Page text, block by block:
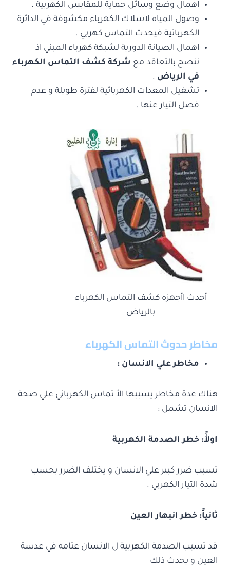
اهمال وضع وسائل حماية للمقابس الكهربية .
وصول المياه لاسلاك الكهرباء مكشوفة في الدائرة
الكهربائية فيحدث التماس كهربي .
اهمال الصيانة الدورية لشبكة كهرباء المبني اذ
ننصح بالتعاقد مع شركة كشف التماس الكهرباء
في الرياض .
تشغيل المعدات الكهربائية لفترة طويلة و عدم
فصل التيار عنها .
أحدث اأجهزه كشف التماس الكهرباء
بالرياض
مخاطر حدوث التماس الكهرباء
مخاطر علي الانسان :
هناك عدة مخاطر يسببها الأ تماس الكهربائي علي صحة
الانسان تشمل :
اولأً: خطر الصدمة الكهربية
تسبب ضرر كبير علي الانسان و يختلف الضرر بحسب
شدة التيار الكهربي .
ثانياً: خطر انبهار العين
قد تسبب الصدمة الكهربية ل الانسان عتامه في عدسة
العين و يحدث ذلك